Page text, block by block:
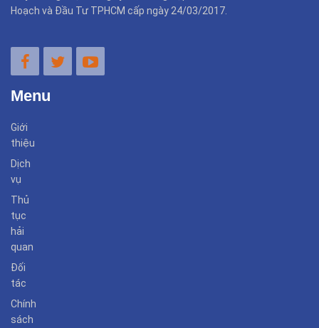
Hoạch và Đầu Tư TPHCM cấp ngày 24/03/2017.
Menu
Giới
thiệu
Dịch
vụ
Thủ
tục
hải
quan
Đối
tác
Chính
sách